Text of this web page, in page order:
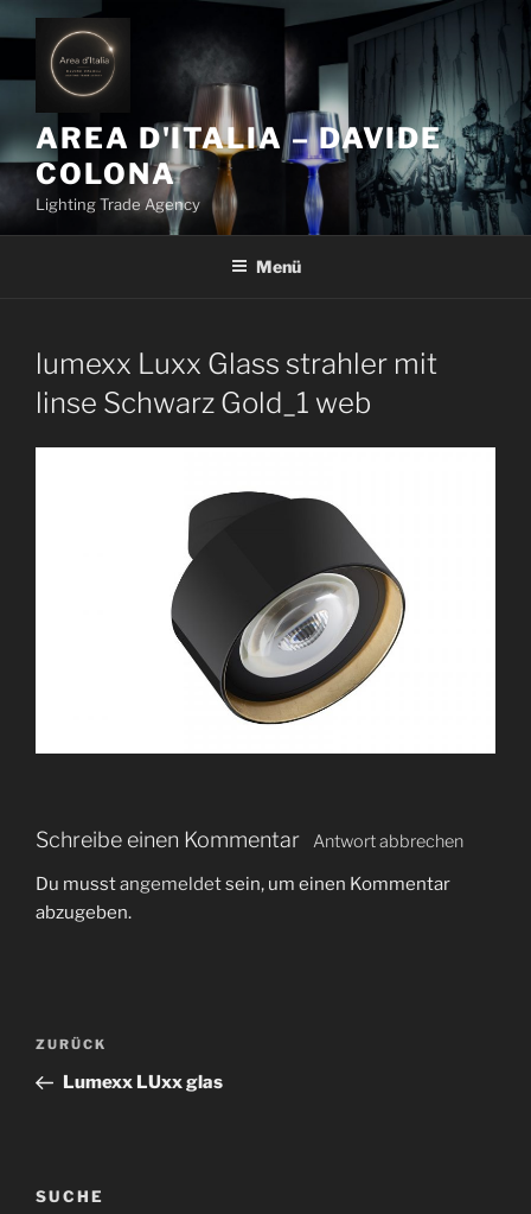
u
h
l
t
AREA D'ITALIA – DAVIDE
COLONA
Lighting Trade Agency
Menü
lumexx Luxx Glass strahler mit
linse Schwarz Gold_1 web
Schreibe einen Kommentar Antwort abbrechen
Du musstangemeldetsein, um einen Kommentar
abzugeben.
i
a
V
o
r
ZURÜCK
Lumexx LUxx glas
SUCHE